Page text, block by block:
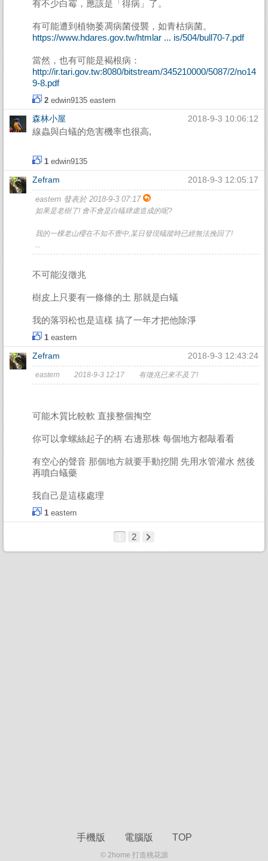
有不少白霉，應該是「得病」了。
有可能遭到植物萎凋病菌侵襲，如青枯病菌。
https://www.hdares.gov.tw/htmlar ... is/504/bull70-7.pdf
當然，也有可能是褐根病：
http://ir.tari.gov.tw:8080/bitstream/345210000/5087/2/no14
9-8.pdf
2 edwin9135 eastern
森林小屋 2018-9-3 10:06:12
線蟲與白蟻的危害機率也很高,
1 edwin9135
Zefram 2018-9-3 12:05:17
eastern 發表於 2018-9-3 07:17
如果是老樹了! 會不會是白蟻肆虐造成的呢?
我的一棵老山櫻在不知不覺中,某日發現蟻蹤時已經無法挽回了!
...
不可能沒徵兆
樹皮上只要有一條條的土 那就是白蟻
我的落羽松也是這樣 搞了一年才把他除淨
1 eastern
Zefram 2018-9-3 12:43:24
eastern 2018-9-3 12:17 有徵兆已來不及了!
可能木質比較軟 直接整個掏空
你可以拿螺絲起子的柄 右邊那株 每個地方都敲看看
有空心的聲音 那個地方就要手動挖開 先用水管灌水 然後
再噴白蟻藥
我自己是這樣處理
1 eastern
2
手機版 電腦版 TOP
© 2home 打造桃花源